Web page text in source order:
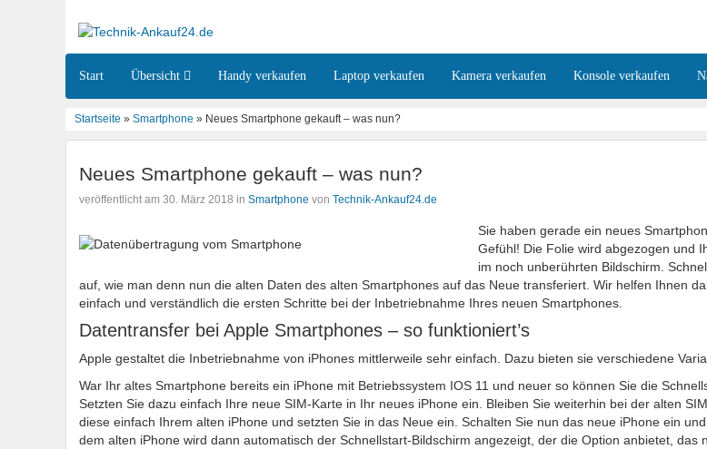
Start Übersicht Handy verkaufen Laptop verkaufen Kamera verkaufen Konsole verkaufen
Startseite » Smartphone » Neues Smartphone gekauft – was nun?
Neues Smartphone gekauft – was nun?
veröffentlicht am 30. März 2018 in Smartphone von Technik-Ankauf24.de
Sie haben gerade ein neues
Gefühl! Die Folie wird abgezogen und
im noch unberührten Bildschirm.
auf, wie man denn nun die alten Daten des alten Smartphones auf das Neue transferiert. Wir helfen Ihnen
einfach und verständlich die ersten Schritte bei der Inbetriebnahme Ihres neuen Smartphones.
Datentransfer bei Apple Smartphones – so funktioniert’s
Apple gestaltet die Inbetriebnahme von iPhones mittlerweile sehr einfach. Dazu bieten sie verschiedene
War Ihr altes Smartphone bereits ein iPhone mit Betriebssystem IOS 11 und neuer so können Sie die
Setzten Sie dazu einfach Ihre neue SIM-Karte in Ihr neues iPhone ein. Bleiben Sie weiterhin bei der alten
diese einfach Ihrem alten iPhone und setzten Sie in das Neue ein. Schalten Sie nun das neue iPhone ein
dem alten iPhone wird dann automatisch der Schnellstart-Bildschirm angezeigt, der die Option anbietet, das